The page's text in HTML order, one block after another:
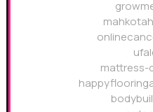
mattress-